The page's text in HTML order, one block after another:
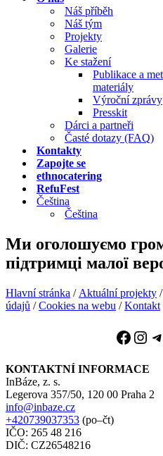
Náš příběh
Náš tým
Projekty
Galerie
Ke stažení
Publikace a
materiály
Výroční zprávy
Presskit
Dárci a partneři
Časté dotazy (FAQ)
Kontakty
Zapojte se
ethnocatering
RefuFest
Čeština
Čeština
Ми оголошуємо
підтримці малої
Hlavní stránka / Aktuální projekty /
údajů /Cookies na webu /Kontakt
KONTAKTNÍ INFORMACE
InBáze, z. s.
Legerova 357/50, 120 00 Praha 2
info@inbaze.cz
+420739037353 (po–čt)
IČO: 265 48 216
DIČ: CZ26548216